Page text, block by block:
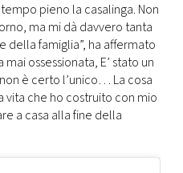
pieno la casalinga. Non
ma mi dà davvero tanta
della famiglia”, ha affermato
ossessionata, E’ stato un
è certo l’unico… La cosa
vita che ho costruito con mio
a casa alla fine della